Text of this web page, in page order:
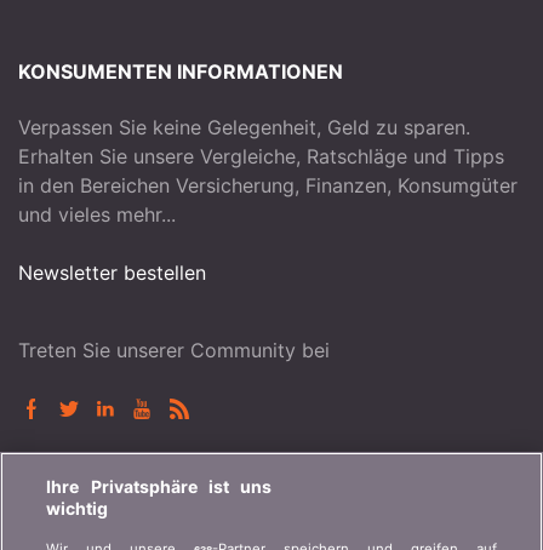
KONSUMENTEN INFORMATIONEN
Verpassen Sie keine Gelegenheit, Geld zu sparen.
Erhalten Sie unsere Vergleiche, Ratschläge und Tipps
in den Bereichen Versicherung, Finanzen, Konsumgüter
und vieles mehr...
Newsletter bestellen
Treten Sie unserer Community bei
BONUS.CH
Wer ist bonus.ch? Wie funktionieren die Vergleiche?
Ihre Privatsphäre ist uns
wichtig